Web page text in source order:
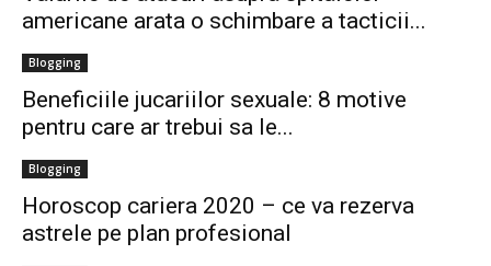
americane arata o schimbare a tacticii...
Blogging
Beneficiile jucariilor sexuale: 8 motive
pentru care ar trebui sa le...
Blogging
Horoscop cariera 2020 – ce va rezerva
astrele pe plan profesional